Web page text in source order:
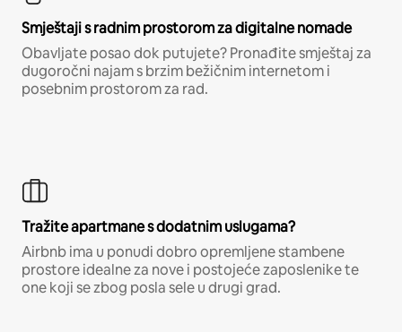
Smještaji s radnim prostorom za digitalne nomade
Obavljate posao dok putujete? Pronađite smještaj za
dugoročni najam s brzim bežičnim internetom i
posebnim prostorom za rad.
Tražite apartmane s dodatnim uslugama?
Airbnb ima u ponudi dobro opremljene stambene
prostore idealne za nove i postojeće zaposlenike te
one koji se zbog posla sele u drugi grad.